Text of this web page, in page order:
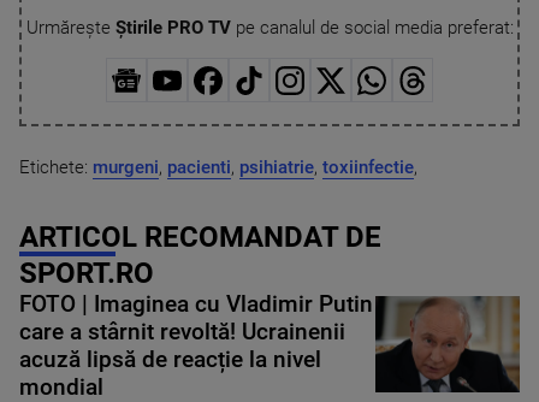
Urmărește Știrile PRO TVpe canalul de social media preferat:
Etichete: murgeni, pacienti, psihiatrie, toxiinfectie,
ARTICOL RECOMANDAT DE
SPORT.RO
FOTO | Imaginea cu Vladimir Putin
care a stârnit revoltă! Ucrainenii
acuză lipsă de reacție la nivel
mondial